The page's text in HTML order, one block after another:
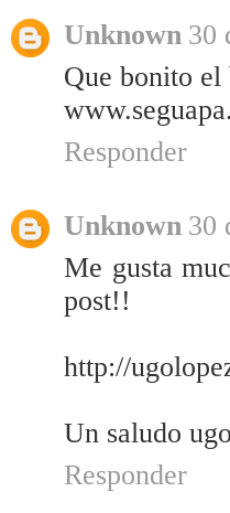
Unknown 30
Que bonito
Responder
Unknown 30
Me gusta
post!!
http://
Un saludo ugo
Responder